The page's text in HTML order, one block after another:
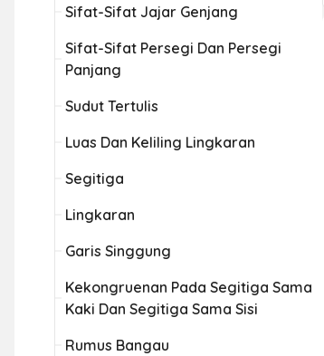
Sifat-Sifat Jajar Genjang
Sifat-Sifat Persegi Dan Persegi
Panjang
Sudut Tertulis
Luas Dan Keliling Lingkaran
Segitiga
Lingkaran
Garis Singgung
Kekongruenan Pada Segitiga Sama
Kaki Dan Segitiga Sama Sisi
Rumus Bangau